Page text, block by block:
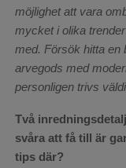
möjlighet att vara
mycket i olika
med. Försök hitta en
arvegods med
personligen trivs
Två
svåra att få till är
tips där?